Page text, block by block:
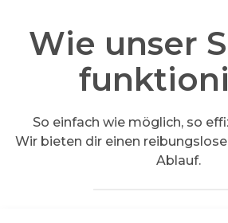
Wie unser
So einfach wie möglich, so
Wir bieten dir einen
Ablauf.